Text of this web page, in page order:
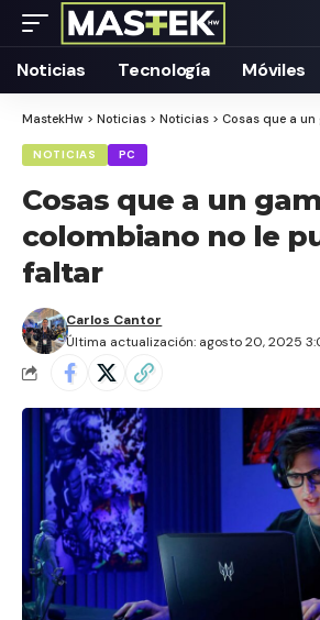
Noticias Tecnología Móviles
MastekHw > Noticias > Noticias > Cosas que a un
NOTICIAS PC
Cosas que a un
colombiano no le
faltar
Última actualización: agosto 20, 2025
Carlos Cantor